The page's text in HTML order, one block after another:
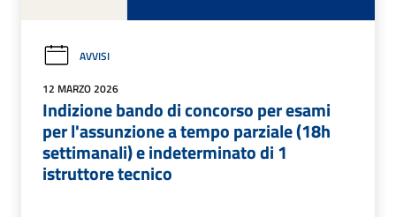
AVVISI
12 MARZO 2026
Indizione bando di concorso per esami
per l'assunzione a tempo parziale (18h
settimanali) e indeterminato di 1
istruttore tecnico